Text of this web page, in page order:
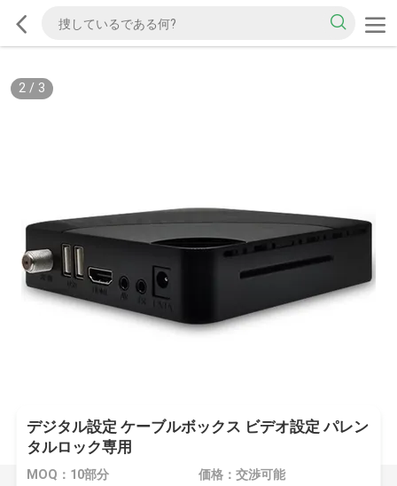
2/ 3
デジタル設定 ケーブルボックス ビデオ設定 パレン
タルロック専用
MOQ：10部分 価格：交渉可能